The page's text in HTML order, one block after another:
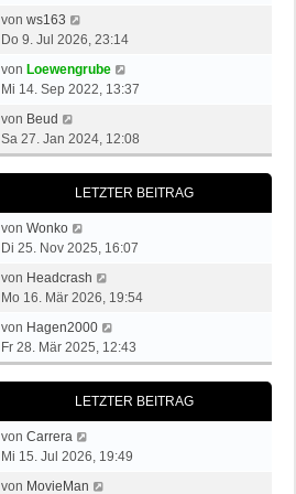
g
e
i
t
g
t
e
B
e
i
r
a
e
e
t
g
von ws163
e
e
s
e
r
B
e
i
t
r
a
g
Do 9. Jul 2026, 23:14
von Loewengrube
e
s
e
e
r
g
Mi 14. Sep 2022, 13:37
von Beud
e
u
e
s
t
e
r
B
e
t
r
g
Sa 27. Jan 2024, 12:08
LETZTER BEITRAG
von Wonko
e
e
s
t
e
r
B
e
i
t
r
a
Di 25. Nov 2025, 16:07
von Headcrash
e
e
s
e
e
Mo 16. Mär 2026, 19:54
von Hagen2000
e
u
e
s
t
r
Fr 28. Mär 2025, 12:43
LETZTER BEITRAG
von Carrera
e
Mi 15. Jul 2026, 19:49
von MovieMan